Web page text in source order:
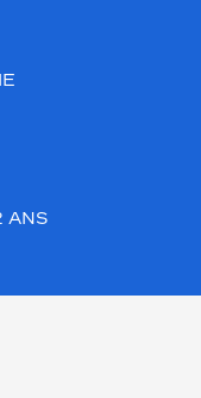
ANS